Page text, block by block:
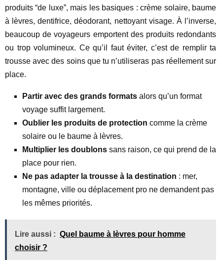
produits “de luxe”, mais les basiques : crème solaire, baume
à lèvres, dentifrice, déodorant, nettoyant visage. À l’inverse,
beaucoup de voyageurs emportent des produits redondants
ou trop volumineux. Ce qu’il faut éviter, c’est de remplir ta
trousse avec des soins que tu n’utiliseras pas réellement sur
place.
Partir avec des grands formats alors qu’un format
voyage suffit largement.
Oublier les produits de protection comme la crème
solaire ou le baume à lèvres.
Multiplier les doublons sans raison, ce qui prend de la
place pour rien.
Ne pas adapter la trousse à la destination : mer,
montagne, ville ou déplacement pro ne demandent pas
les mêmes priorités.
Lire aussi : Quel baume à lèvres pour homme
choisir ?